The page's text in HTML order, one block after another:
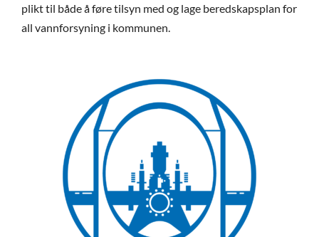
plikt til både å føre tilsyn med og lage beredskapsplan for
all vannforsyning i kommunen.